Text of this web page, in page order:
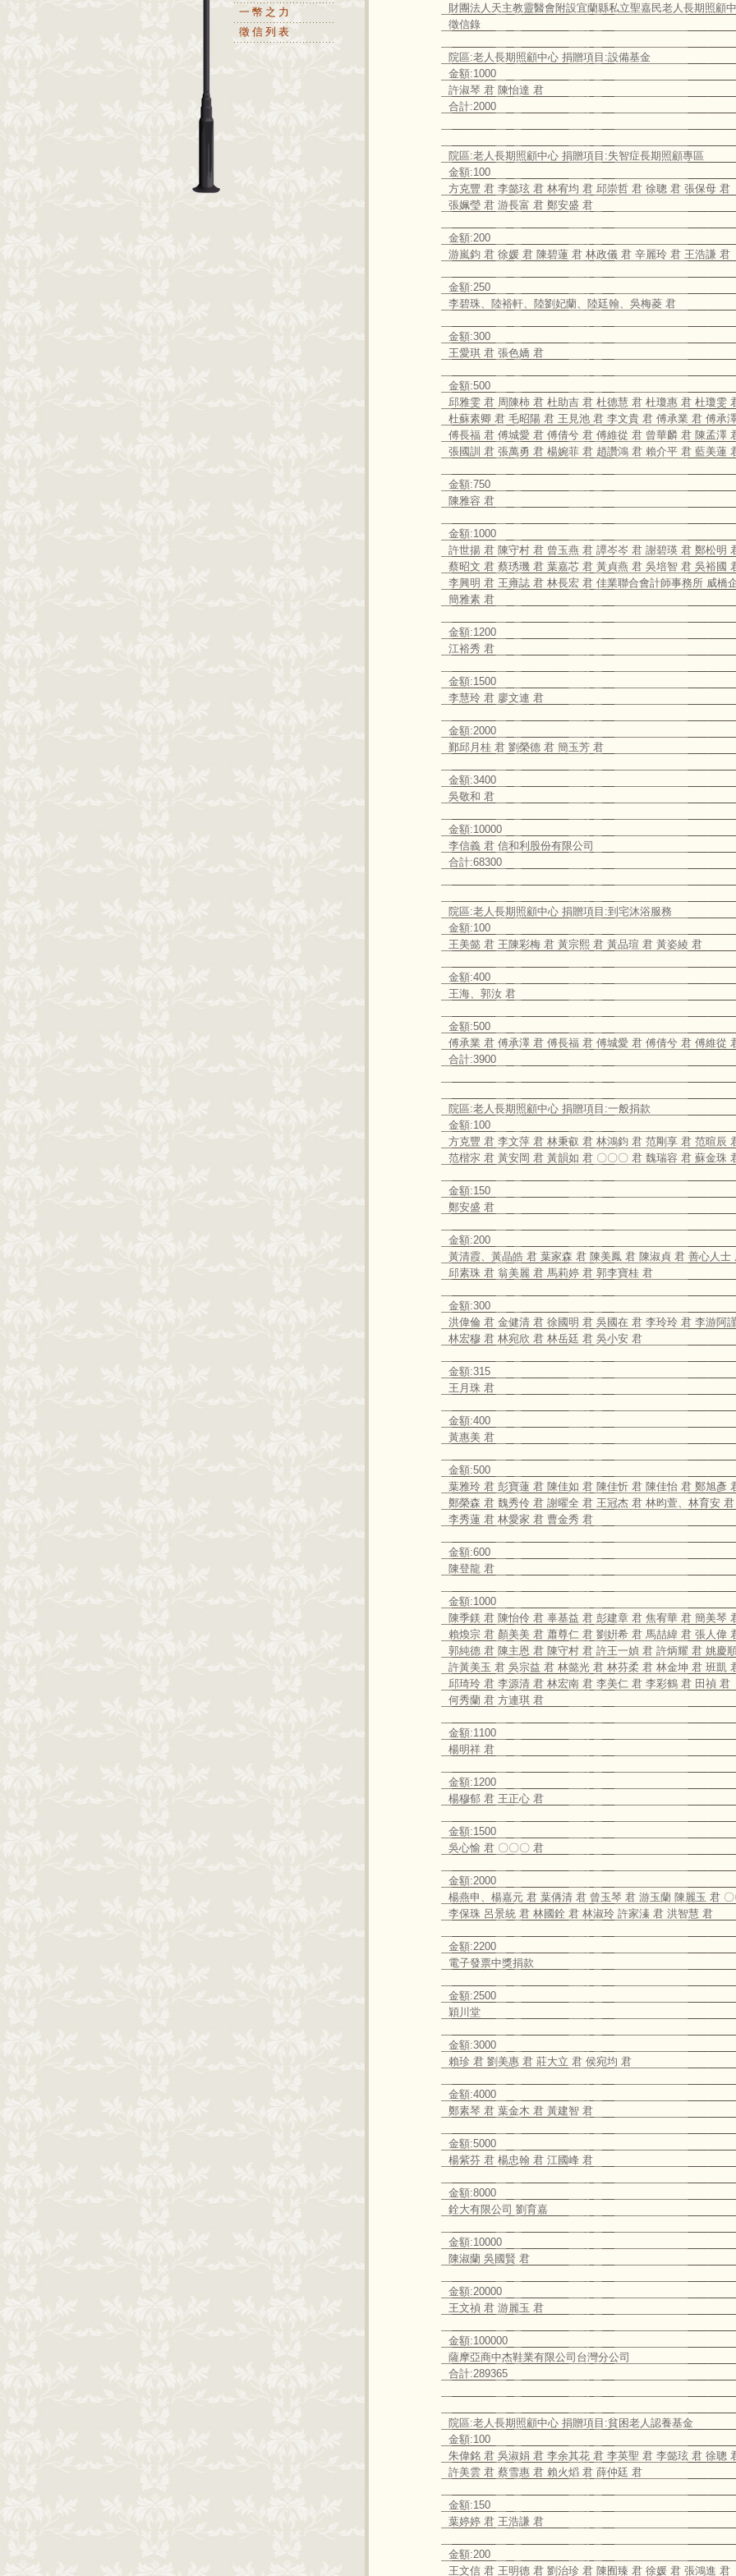
一幣之力
徵信列表
財團法人天主教靈醫會附設宜蘭縣私立聖嘉民老人長期照顧
徵信錄
院區:老人長期照顧中心 捐贈項目:設備基金
金額:1000
許淑琴 君 陳怡達 君
合計:2000
院區:老人長期照顧中心 捐贈項目:失智症長期照顧專區
金額:100
方克豐 君 李懿玹 君 林宥均 君 邱崇哲 君 徐聰 君 張保母 君
張姵瑩 君 游長富 君 鄭安盛 君
金額:200
游嵐鈞 君 徐媛 君 陳碧蓮 君 林政儀 君 辛麗玲 君 王浩謙 君
金額:250
李碧珠、陸裕軒、陸劉妃蘭、陸廷翰、吳梅菱 君
金額:300
王愛琪 君 張色嬌 君
金額:500
邱雅雯 君 周陳柿 君 杜助吉 君 杜德慧 君 杜瓊惠 君 杜瓊雯
杜蘇素卿 君 毛昭陽 君 王見池 君 李文貴 君 傅承業 君 傅承
傅長福 君 傅城愛 君 傅倩兮 君 傅維從 君 曾華麟 君 陳孟澤
張國訓 君 張萬勇 君 楊婉菲 君 趙讚鴻 君 賴介平 君 藍美蓮
金額:750
陳雅容 君
金額:1000
許世揚 君 陳守村 君 曾玉燕 君 譚岑岑 君 謝碧瑛 君 鄭松明
蔡昭文 君 蔡琇璣 君 葉嘉芯 君 黃貞燕 君 吳培智 君 吳裕國
李興明 君 王雍誌 君 林長宏 君 佳業聯合會計師事務所 威橋
簡雅素 君
金額:1200
江裕秀 君
金額:1500
李慧玲 君 廖文連 君
金額:2000
鄞邱月桂 君 劉榮德 君 簡玉芳 君
金額:3400
吳敬和 君
金額:10000
李信義 君 信和利股份有限公司
合計:68300
院區:老人長期照顧中心 捐贈項目:到宅沐浴服務
金額:100
王美懿 君 王陳彩梅 君 黃宗熙 君 黃品瑄 君 黃姿綾 君
金額:400
王海、郭汝 君
金額:500
傅承業 君 傅承澤 君 傅長福 君 傅城愛 君 傅倩兮 君 傅維從
合計:3900
院區:老人長期照顧中心 捐贈項目:一般捐款
金額:100
方克豐 君 李文萍 君 林秉叡 君 林鴻鈞 君 范剛享 君 范暄辰
范楷㲾 君 黃安岡 君 黃韻如 君 〇〇〇 君 魏瑞容 君 蘇金珠
金額:150
鄭安盛 君
金額:200
黃清霞、黃晶皓 君 葉家森 君 陳美鳳 君 陳淑貞 君 善心人士
邱素珠 君 翁美麗 君 馬莉婷 君 郭李寶桂 君
金額:300
洪偉倫 君 金健清 君 徐國明 君 吳國在 君 李玲玲 君 李游阿
林宏穆 君 林宛欣 君 林岳廷 君 吳小安 君
金額:315
王月珠 君
金額:400
黃惠美 君
金額:500
葉雅玲 君 彭寶蓮 君 陳佳如 君 陳佳忻 君 陳佳怡 君 鄭旭彥
鄭榮森 君 魏秀伶 君 謝曜全 君 王冠杰 君 林昀萱、林育安
李秀蓮 君 林愛家 君 曹金秀 君
金額:600
陳登龍 君
金額:1000
陳季鎂 君 陳怡伶 君 辜基益 君 彭建章 君 焦宥華 君 簡美琴
賴煥宗 君 顏美美 君 蕭尊仁 君 劉姸希 君 馬喆緯 君 張人偉
郭純德 君 陳主恩 君 陳守村 君 許王一媜 君 許炳耀 君 姚慶
許黃美玉 君 吳宗益 君 林懿光 君 林芬柔 君 林金坤 君 班凱
邱琦玲 君 李源清 君 林宏南 君 李美仁 君 李彩鶴 君 田禎 君
何秀蘭 君 方連琪 君
金額:1100
楊明祥 君
金額:1200
楊穆郁 君 王正心 君
金額:1500
吳心愉 君 〇〇〇 君
金額:2000
楊燕申、楊嘉元 君 葉侢清 君 曾玉琴 君 游玉蘭 陳麗玉 君
李保珠 呂景統 君 林國銓 君 林淑玲 許家溱 君 洪智慧 君
金額:2200
電子發票中獎捐款
金額:2500
穎川堂
金額:3000
賴珍 君 劉美惠 君 莊大立 君 侯宛均 君
金額:4000
鄭素琴 君 葉金木 君 黃建智 君
金額:5000
楊紫芬 君 楊忠翰 君 江國峰 君
金額:8000
銓大有限公司 劉育嘉
金額:10000
陳淑蘭 吳國賢 君
金額:20000
王文禎 君 游麗玉 君
金額:100000
薩摩亞商中杰鞋業有限公司台灣分公司
合計:289365
院區:老人長期照顧中心 捐贈項目:貧困老人認養基金
金額:100
朱偉銘 君 吳淑娟 君 李余其花 君 李英聖 君 李懿玹 君 徐聰
許美雲 君 蔡雪惠 君 賴火熖 君 薛仲廷 君
金額:150
葉婷婷 君 王浩謙 君
金額:200
王文信 君 王明德 君 劉治珍 君 陳囿臻 君 徐媛 君 張鴻進 君